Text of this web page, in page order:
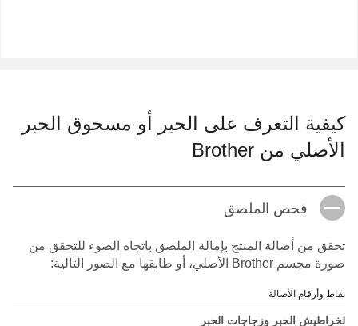
كيفية التعرف على الحبر أو مسحوق الحبر
الأصلي من Brother
فحص الملصق
تحقق من أصالة المنتج بإمالة الملصق باتجاه الضوء للتحقق من
صورة مجسم Brother الأصلي، أو طابقها مع الصور التالية:
نقاط وأرقام الأصالة
لخراطيش الحبر وزجاجات الحبر